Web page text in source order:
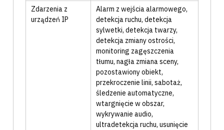
Zdarzenia z
urządzeń IP
Alarm z wejścia alarmowego,
detekcja ruchu, detekcja
sylwetki, detekcja twarzy,
detekcja zmiany ostrości,
monitoring zagęszczenia
tłumu, nagła zmiana sceny,
pozostawiony obiekt,
przekroczenie linii, sabotaż,
śledzenie automatyczne,
wtargnięcie w obszar,
wykrywanie audio,
ultradetekcja ruchu, usunięcie